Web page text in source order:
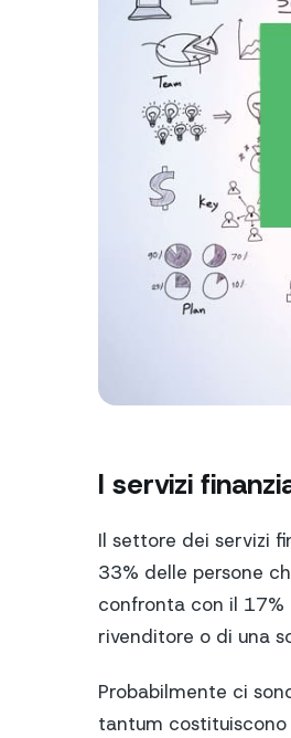
I servizi
Il settore dei servizi
33% delle persone
confronta con il 17%
rivenditore o di una
Probabilmente ci
tantum